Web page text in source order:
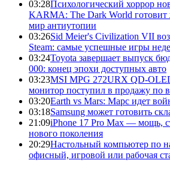
03:28Психологический хоррор
KARMA: The Dark World готовит
мир антиутопии
03:26Sid Meier's Civilization VII
Steam: самые успешные игры
03:24Toyota завершает выпуск
000: конец эпохи доступных авто
03:23MSI MPG 272URX QD-
монитор поступил в продажу по
03:20Earth vs Mars: Марс идет
03:18Samsung может готовить
21:09iPhone 17 Pro Max — мощь,
нового поколения
20:29Настольный компьютер по
офисный, игровой или рабочая